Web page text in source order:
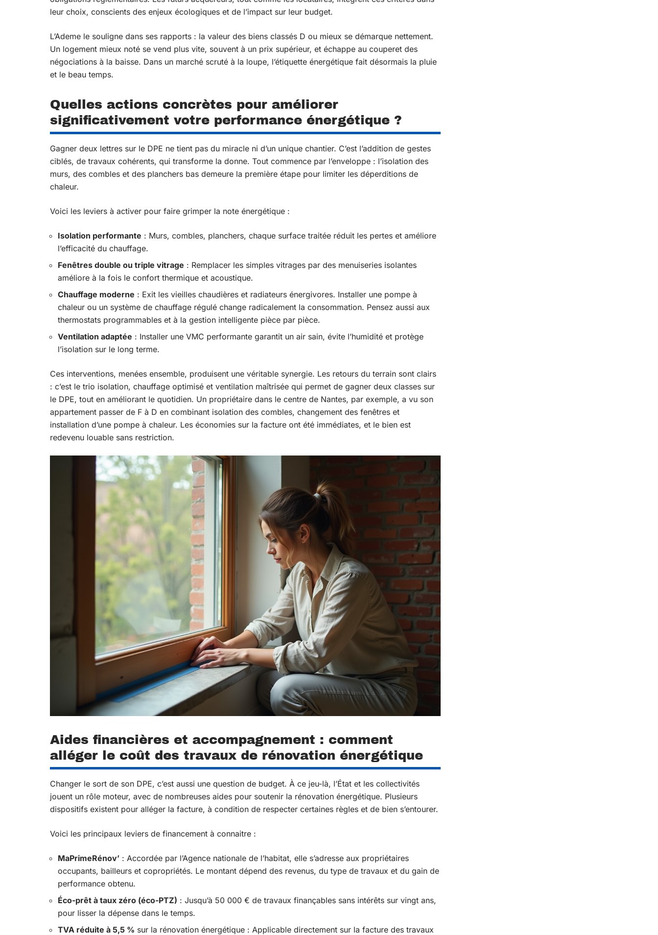
leur choix, conscients des enjeux écologiques et de l’impact sur leur budget.
L’Ademe le souligne dans ses rapports : la valeur des biens classés D ou mieux se démarque nettement.
Un logement mieux noté se vend plus vite, souvent à un prix supérieur, et échappe au couperet des
négociations à la baisse. Dans un marché scruté à la loupe, l’étiquette énergétique fait désormais la pluie
et le beau temps.
Quelles actions concrètes pour améliorer
significativement votre performance énergétique ?
Gagner deux lettres sur le DPE ne tient pas du miracle ni d’un unique chantier. C’est l’addition de gestes
ciblés, de travaux cohérents, qui transforme la donne. Tout commence par l’enveloppe : l’isolation des
murs, des combles et des planchers bas demeure la première étape pour limiter les déperditions de
chaleur.
Voici les leviers à activer pour faire grimper la note énergétique :
Isolation performante : Murs, combles, planchers, chaque surface traitée réduit les pertes et améliore
l’efficacité du chauffage.
Fenêtres double ou triple vitrage : Remplacer les simples vitrages par des menuiseries isolantes
améliore à la fois le confort thermique et acoustique.
Chauffage moderne : Exit les vieilles chaudières et radiateurs énergivores. Installer une pompe à
chaleur ou un système de chauffage régulé change radicalement la consommation. Pensez aussi aux
thermostats programmables et à la gestion intelligente pièce par pièce.
Ventilation adaptée : Installer une VMC performante garantit un air sain, évite l’humidité et protège
l’isolation sur le long terme.
Ces interventions, menées ensemble, produisent une véritable synergie. Les retours du terrain sont clairs
: c’est le trio isolation, chauffage optimisé et ventilation maîtrisée qui permet de gagner deux classes sur
le DPE, tout en améliorant le quotidien. Un propriétaire dans le centre de Nantes, par exemple, a vu son
appartement passer de F à D en combinant isolation des combles, changement des fenêtres et
installation d’une pompe à chaleur. Les économies sur la facture ont été immédiates, et le bien est
redevenu louable sans restriction.
Aides financières et accompagnement : comment
alléger le coût des travaux de rénovation énergétique
Changer le sort de son DPE, c’est aussi une question de budget. À ce jeu-là, l’État et les collectivités
jouent un rôle moteur, avec de nombreuses aides pour soutenir la rénovation énergétique. Plusieurs
dispositifs existent pour alléger la facture, à condition de respecter certaines règles et de bien s’entourer.
Voici les principaux leviers de financement à connaitre :
MaPrimeRénov’ : Accordée par l’Agence nationale de l’habitat, elle s’adresse aux propriétaires
occupants, bailleurs et copropriétés. Le montant dépend des revenus, du type de travaux et du gain de
performance obtenu.
Éco-prêt à taux zéro (éco-PTZ) : Jusqu’à 50 000 € de travaux finançables sans intérêts sur vingt ans,
pour lisser la dépense dans le temps.
TVA réduite à 5,5 % sur la rénovation énergétique : Applicable directement sur la facture des travaux